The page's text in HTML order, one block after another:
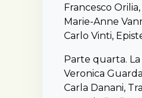
Francesco
Marie-Anne
Carlo Vinti,
Parte quarta.
Veronica
Carla Danani, Tra